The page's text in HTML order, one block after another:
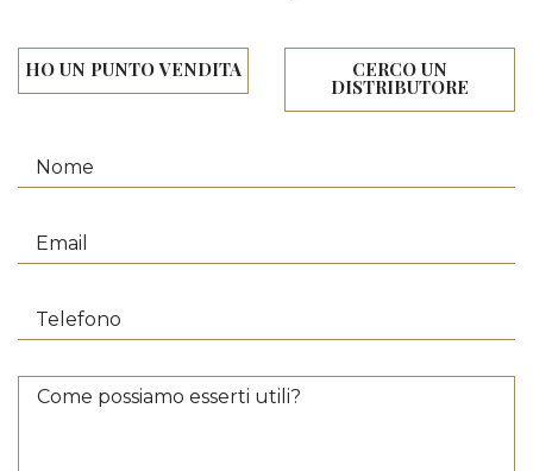
HO UN PUNTO VENDITA CERCO UN
DISTRIBUTORE